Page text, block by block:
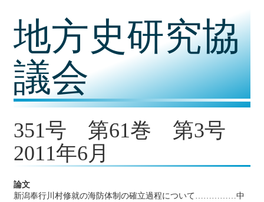
地方史研究協
議会
351号 第61巻 第3号
2011年6月
論文
新潟奉行川村修就の海防体制の確立過程について……………中